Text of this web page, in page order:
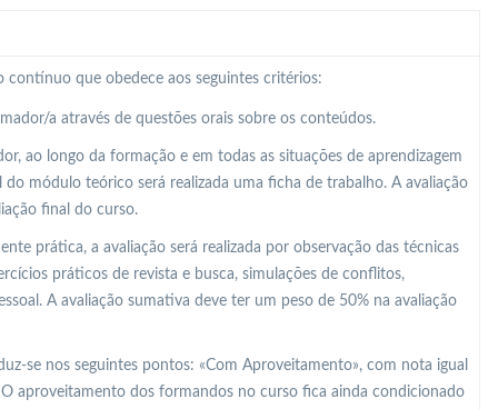
contínuo que obedece aos seguintes critérios:
a através de questões orais sobre os conteúdos.
ao longo da formação e em todas as situações de aprendizagem
módulo teórico será realizada uma ficha de trabalho. A avaliação
final do curso.
prática, a avaliação será realizada por observação das técnicas
práticos de revista e busca, simulações de conflitos,
A avaliação sumativa deve ter um peso de 50% na avaliação
se nos seguintes pontos: «Com Aproveitamento», com nota igual
aproveitamento dos formandos no curso fica ainda condicionado